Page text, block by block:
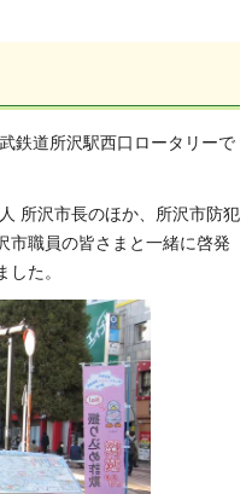
鉄道所沢駅西口ロータリーで
所沢市長のほか、所沢市防犯
市職員の皆さまと一緒に啓発
た。